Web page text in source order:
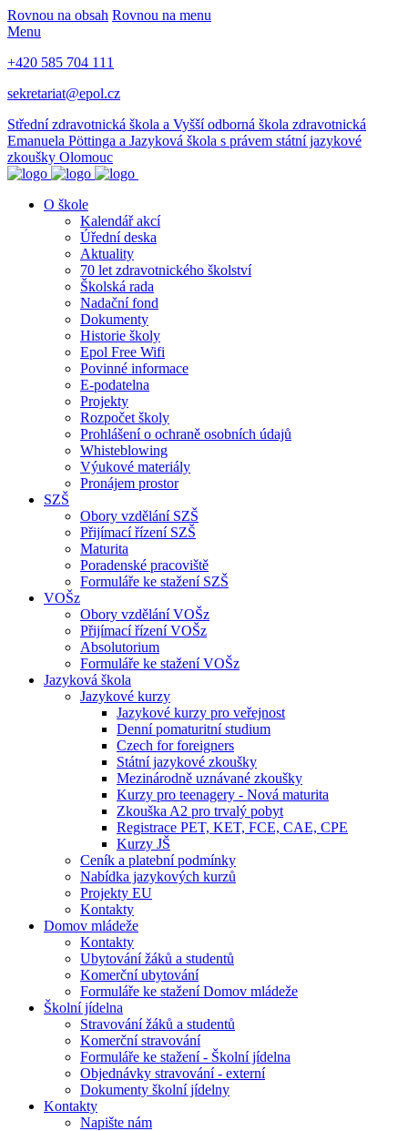
Rovnou na obsah Rovnou na menu
Menu
+420 585 704 111
sekretariat@epol.cz
Střední zdravotnická škola a Vyšší odborná škola zdravotnická
Emanuela Pöttinga a Jazyková škola s právem státní jazykové
zkoušky Olomouc
O škole
Kalendář akcí
Úřední deska
Aktuality
70 let zdravotnického školství
Školská rada
Nadační fond
Dokumenty
Historie školy
Epol Free Wifi
Povinné informace
E-podatelna
Projekty
Rozpočet školy
Prohlášení o ochraně osobních údajů
Whisteblowing
Výukové materiály
Pronájem prostor
SZŠ
Obory vzdělání SZŠ
Přijímací řízení SZŠ
Maturita
Poradenské pracoviště
Formuláře ke stažení SZŠ
VOŠz
Obory vzdělání VOŠz
Přijímací řízení VOŠz
Absolutorium
Formuláře ke stažení VOŠz
Jazyková škola
Jazykové kurzy
Jazykové kurzy pro veřejnost
Denní pomaturitní studium
Czech for foreigners
Státní jazykové zkoušky
Mezinárodně uznávané zkoušky
Kurzy pro teenagery - Nová maturita
Zkouška A2 pro trvalý pobyt
Registrace PET, KET, FCE, CAE, CPE
Kurzy JŠ
Ceník a platební podmínky
Nabídka jazykových kurzů
Projekty EU
Kontakty
Domov mládeže
Kontakty
Ubytování žáků a studentů
Komerční ubytování
Formuláře ke stažení Domov mládeže
Školní jídelna
Stravování žáků a studentů
Komerční stravování
Formuláře ke stažení - Školní jídelna
Objednávky stravování - externí
Dokumenty školní jídelny
Kontakty
Napište nám